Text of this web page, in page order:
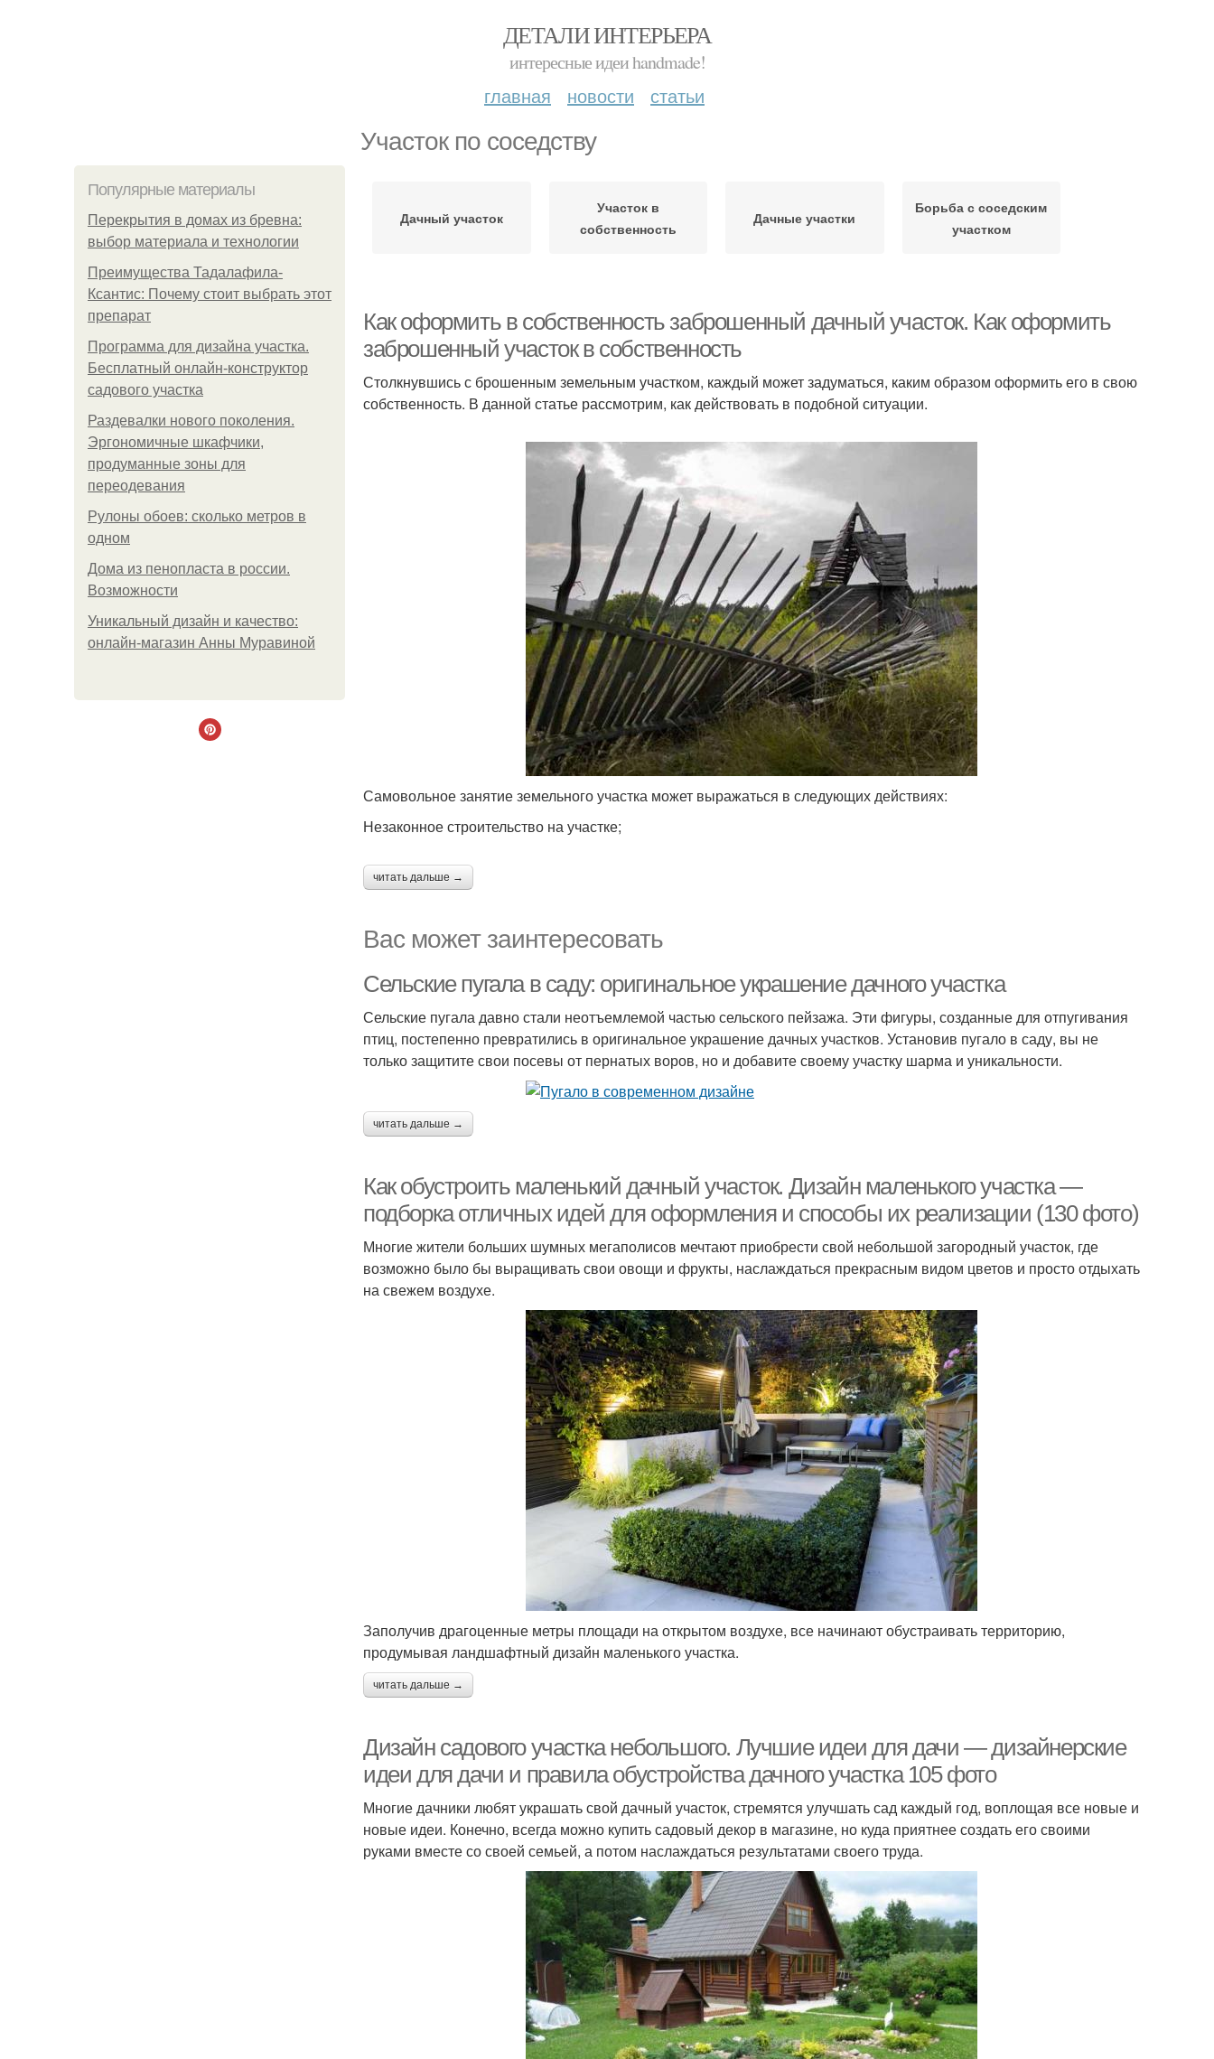
ДЕТАЛИ ИНТЕРЬЕРА
интересные идеи handmade!
главная новости статьи
Участок по соседству
Популярные материалы
Перекрытия в домах из бревна:
выбор материала и технологии
Преимущества Тадалафила-
Ксантис: Почему стоит выбрать этот
препарат
Программа для дизайна участка.
Бесплатный онлайн-конструктор
садового участка
Раздевалки нового поколения.
Эргономичные шкафчики,
продуманные зоны для
переодевания
Рулоны обоев: сколько метров в
одном
Дома из пенопласта в россии.
Возможности
Уникальный дизайн и качество:
онлайн-магазин Анны Муравиной
Дачный участок
Участок в
собственность
Дачные участки
Борьба с соседским
участком
Как оформить в собственность заброшенный дачный участок. Как оформить
заброшенный участок в собственность
Столкнувшись с брошенным земельным участком, каждый может задуматься, каким образом оформить его в свою
собственность. В данной статье рассмотрим, как действовать в подобной ситуации.
Самовольное занятие земельного участка может выражаться в следующих действиях:
Незаконное строительство на участке;
читать дальше →
Вас может заинтересовать
Сельские пугала в саду: оригинальное украшение дачного участка
Сельские пугала давно стали неотъемлемой частью сельского пейзажа. Эти фигуры, созданные для отпугивания
птиц, постепенно превратились в оригинальное украшение дачных участков. Установив пугало в саду, вы не
только защитите свои посевы от пернатых воров, но и добавите своему участку шарма и уникальности.
читать дальше →
Как обустроить маленький дачный участок. Дизайн маленького участка —
подборка отличных идей для оформления и способы их реализации (130 фото)
Многие жители больших шумных мегаполисов мечтают приобрести свой небольшой загородный участок, где
возможно было бы выращивать свои овощи и фрукты, наслаждаться прекрасным видом цветов и просто отдыхать
на свежем воздухе.
Заполучив драгоценные метры площади на открытом воздухе, все начинают обустраивать территорию,
продумывая ландшафтный дизайн маленького участка.
читать дальше →
Дизайн садового участка небольшого. Лучшие идеи для дачи — дизайнерские
идеи для дачи и правила обустройства дачного участка 105 фото
Многие дачники любят украшать свой дачный участок, стремятся улучшать сад каждый год, воплощая все новые и
новые идеи. Конечно, всегда можно купить садовый декор в магазине, но куда приятнее создать его своими
руками вместе со своей семьей, а потом наслаждаться результатами своего труда.